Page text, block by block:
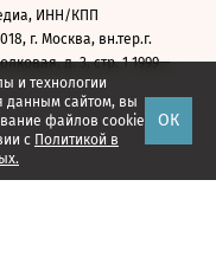
и технологии
данным сайтом, вы
файлов cookie
с Политикой в
ОК
ИНН/КПП
г. Москва, вн.тер.г.
д. 3, стр. 1 1999—